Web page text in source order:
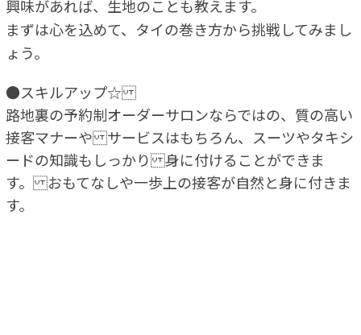
興味があれば、生地のことも教えます。
まずは心を込めて、タイの巻き方から挑戦してみまし
ょう。
●スキルアップ☆
路地裏の予約制オーダーサロンならではの、質の高い
接客マナーや サービスはもちろん、スーツやタキシ
ードの知識もしっかり 身に付けることができま
す。 おもてなしや一歩上の接客が自然と身に付きま
す。